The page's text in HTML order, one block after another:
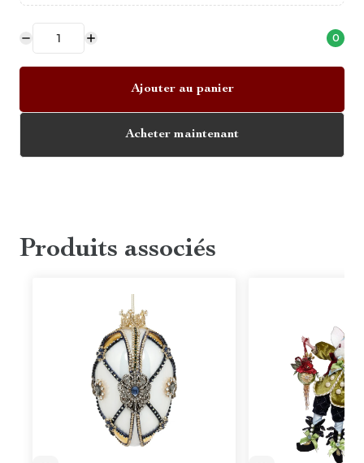
0
Ajouter au panier
Acheter maintenant
Produits associés